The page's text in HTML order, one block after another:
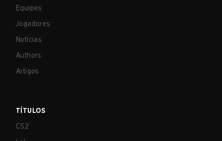
Equipes
Jogadores
Notícias
Authors
Artigos
TÍTULOS
CS2